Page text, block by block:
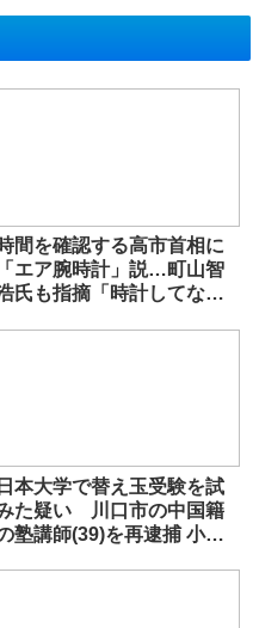
間を確認する高市首相に
「エア腕時計」説…町山智
氏も指摘「時計してない
日本大学で替え玉受験を試
た疑い 川口市の中国籍
塾講師(39)を再逮捕 小型